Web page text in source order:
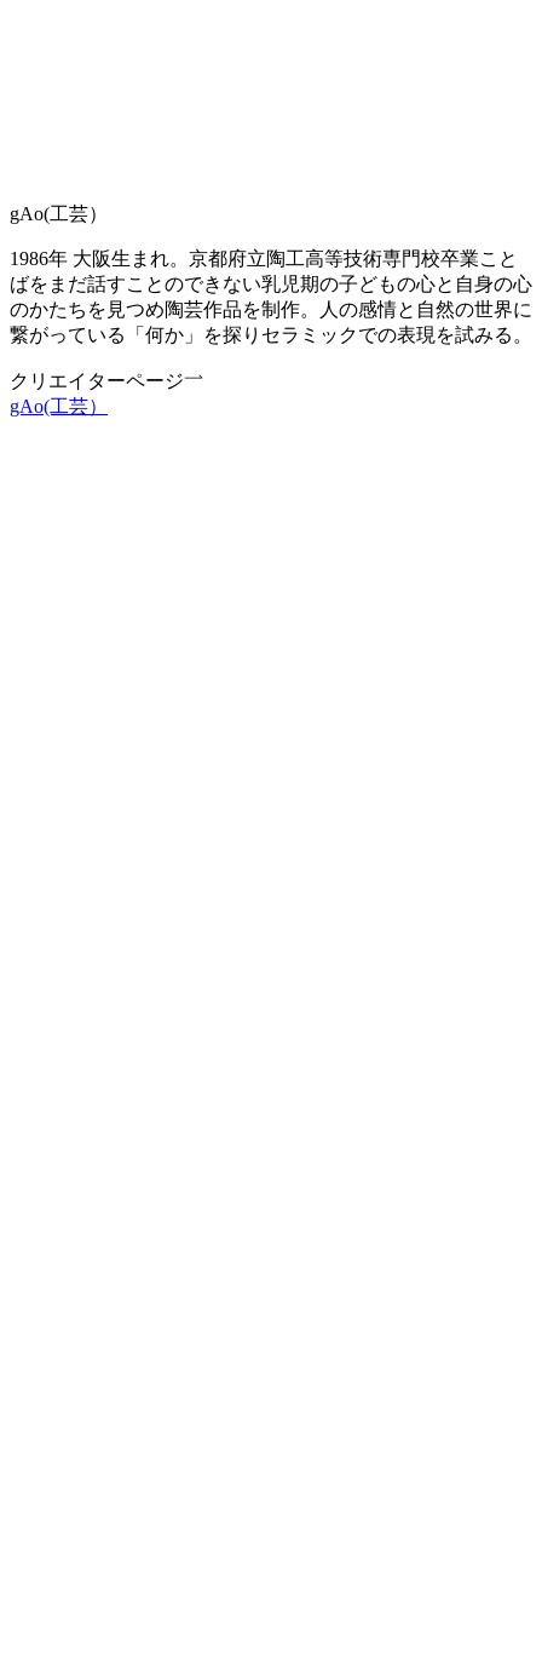
gAo(工芸）
1986年 大阪生まれ。京都府立陶工高等技術専門校卒業こと
ばをまだ話すことのできない乳児期の子どもの心と自身の心
のかたちを見つめ陶芸作品を制作。人の感情と自然の世界に
繋がっている「何か」を探りセラミックでの表現を試みる。
クリエイターページ
gAo(工芸）